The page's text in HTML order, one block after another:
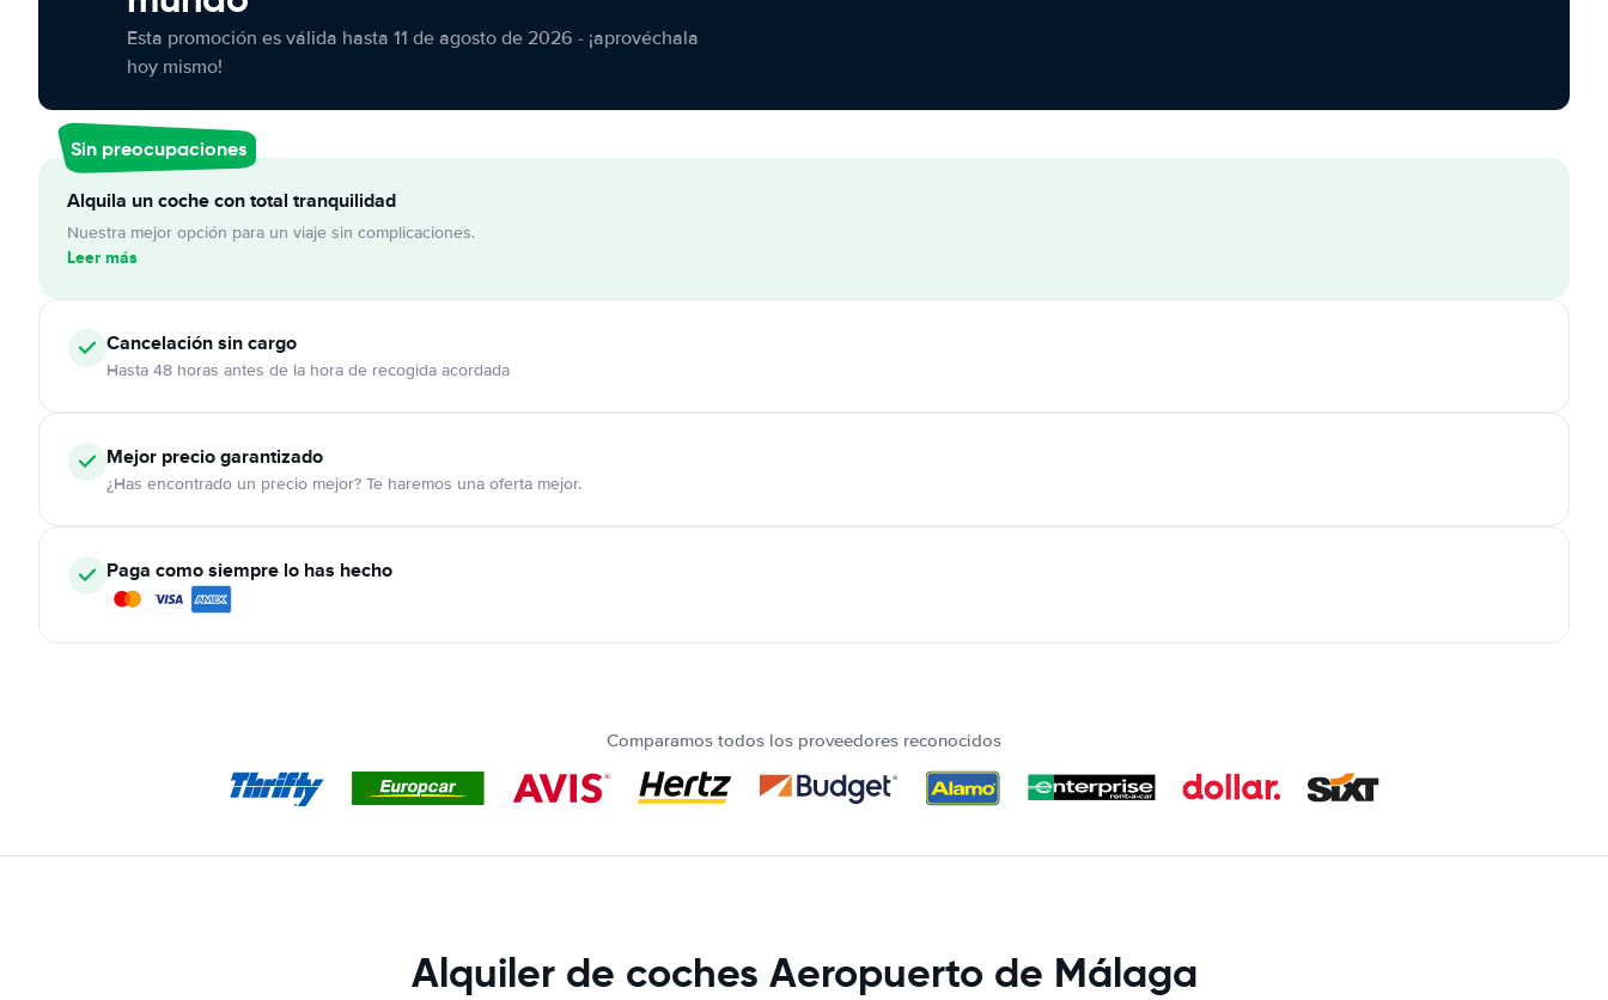
Esta promoción es válida hasta 11 de agosto de 2026 - ¡aprovéchala
hoy mismo!
Sin preocupaciones
Alquila un coche con total tranquilidad
Nuestra mejor opción para un viaje sin complicaciones.
Leer más
Cancelaciónsin cargo
Hasta 48 horas antes de la hora de recogida acordada
Mejor precio garantizado
¿Has encontrado un precio mejor? Te haremos una oferta mejor.
Paga como siempre lo has hecho
Comparamos todos los proveedores reconocidos
Alquiler de coches Aeropuerto de Málaga